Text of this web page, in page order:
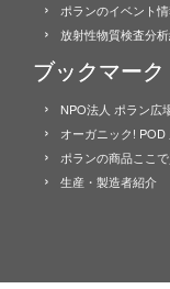
ポランのイベント
放射性物質検査分
ブックマーク
NPO法人 ポラン広
オーガニック!
ポランの商品ここ
生産・製造者紹介